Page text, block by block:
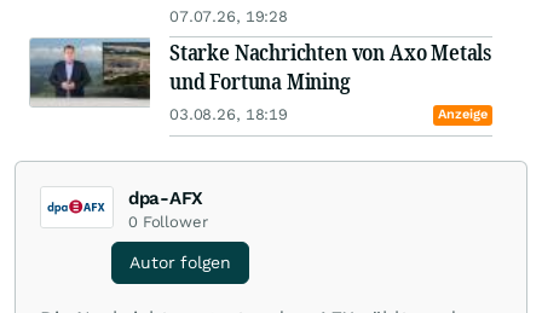
07.07.26, 19:28
Starke Nachrichten von Axo Metals
und Fortuna Mining
03.08.26, 18:19 Anzeige
dpa-AFX
0 Follower
Autor folgen